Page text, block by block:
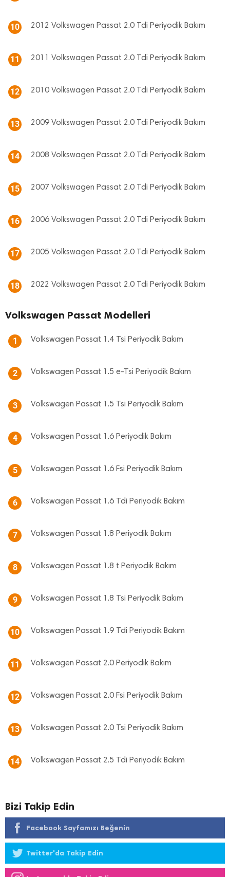
10 2012 Volkswagen Passat 2.0 Tdi Periyodik Bakım
11 2011 Volkswagen Passat 2.0 Tdi Periyodik Bakım
12 2010 Volkswagen Passat 2.0 Tdi Periyodik Bakım
13 2009 Volkswagen Passat 2.0 Tdi Periyodik Bakım
14 2008 Volkswagen Passat 2.0 Tdi Periyodik Bakım
15 2007 Volkswagen Passat 2.0 Tdi Periyodik Bakım
16 2006 Volkswagen Passat 2.0 Tdi Periyodik Bakım
17 2005 Volkswagen Passat 2.0 Tdi Periyodik Bakım
18 2022 Volkswagen Passat 2.0 Tdi Periyodik Bakım
Volkswagen Passat Modelleri
1 Volkswagen Passat 1.4 Tsi Periyodik Bakım
2 Volkswagen Passat 1.5 e-Tsi Periyodik Bakım
3 Volkswagen Passat 1.5 Tsi Periyodik Bakım
4 Volkswagen Passat 1.6 Periyodik Bakım
5 Volkswagen Passat 1.6 Fsi Periyodik Bakım
6 Volkswagen Passat 1.6 Tdi Periyodik Bakım
7 Volkswagen Passat 1.8 Periyodik Bakım
8 Volkswagen Passat 1.8 t Periyodik Bakım
9 Volkswagen Passat 1.8 Tsi Periyodik Bakım
10 Volkswagen Passat 1.9 Tdi Periyodik Bakım
11 Volkswagen Passat 2.0 Periyodik Bakım
12 Volkswagen Passat 2.0 Fsi Periyodik Bakım
13 Volkswagen Passat 2.0 Tsi Periyodik Bakım
14 Volkswagen Passat 2.5 Tdi Periyodik Bakım
Bizi Takip Edin
Facebook Sayfamızı Beğenin
Twitter'da Takip Edin